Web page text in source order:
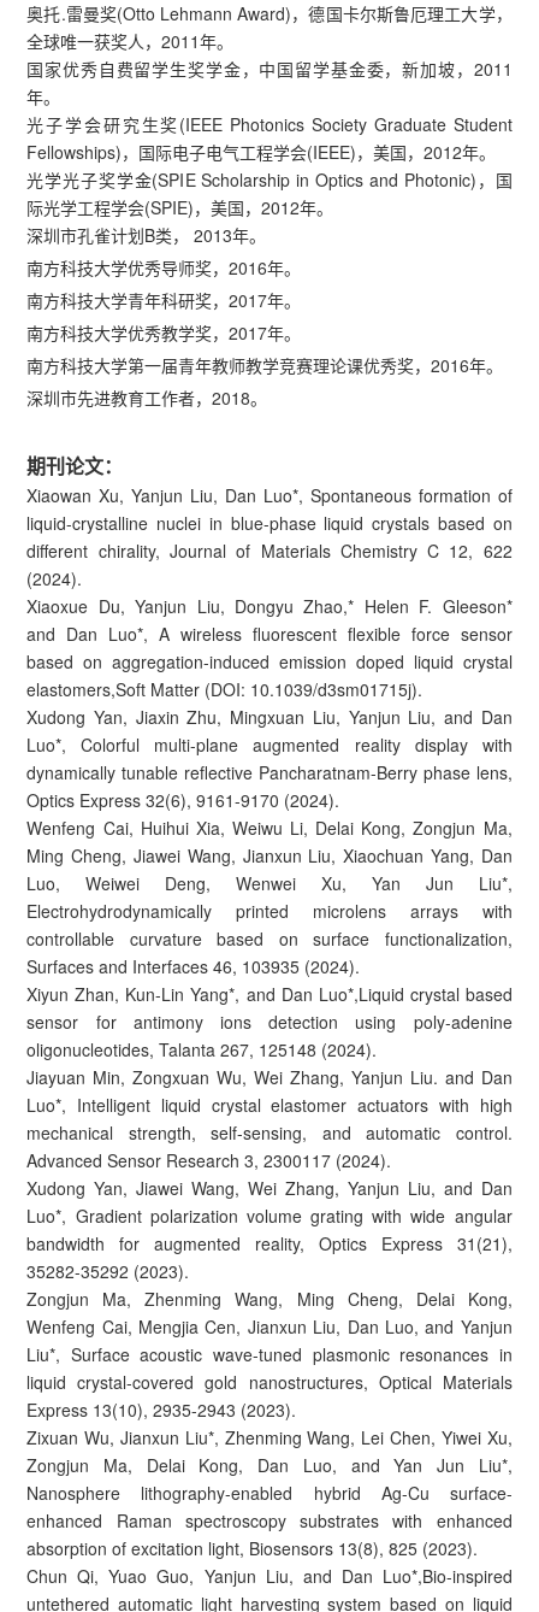
奥托.雷曼奖(Otto Lehmann Award)，德国卡尔斯鲁厄理工大学，
全球唯一获奖人，2011年。
国家优秀自费留学生奖学金，中国留学基金委，新加坡，2011
年。
光子学会研究生奖(IEEE Photonics Society Graduate Student
Fellowships)，国际电子电气工程学会(IEEE)，美国，2012年。
光学光子奖学金(SPIE Scholarship in Optics and Photonic)，国
际光学工程学会(SPIE)，美国，2012年。
深圳市孔雀计划B类， 2013年。
南方科技大学优秀导师奖，2016年。
南方科技大学青年科研奖，2017年。
南方科技大学优秀教学奖，2017年。
南方科技大学第一届青年教师教学竞赛理论课优秀奖，2016年。
深圳市先进教育工作者，2018。
期刊论文：
Xiaowan Xu, Yanjun Liu, Dan Luo*, Spontaneous formation of
liquid-crystalline nuclei in blue-phase liquid crystals based on
different chirality, Journal of Materials Chemistry C 12, 622
(2024).
Xiaoxue Du, Yanjun Liu, Dongyu Zhao,* Helen F. Gleeson*
and Dan Luo*, A wireless fluorescent flexible force sensor
based on aggregation-induced emission doped liquid crystal
elastomers,Soft Matter (DOI: 10.1039/d3sm01715j).
Xudong Yan, Jiaxin Zhu, Mingxuan Liu, Yanjun Liu, and Dan
Luo*, Colorful multi-plane augmented reality display with
dynamically tunable reflective Pancharatnam-Berry phase lens,
Optics Express 32(6), 9161-9170 (2024).
Wenfeng Cai, Huihui Xia, Weiwu Li, Delai Kong, Zongjun Ma,
Ming Cheng, Jiawei Wang, Jianxun Liu, Xiaochuan Yang, Dan
Luo, Weiwei Deng, Wenwei Xu, Yan Jun Liu*,
Electrohydrodynamically printed microlens arrays with
controllable curvature based on surface functionalization,
Surfaces and Interfaces 46, 103935 (2024).
Xiyun Zhan, Kun-Lin Yang*, and Dan Luo*,Liquid crystal based
sensor for antimony ions detection using poly-adenine
oligonucleotides, Talanta 267, 125148 (2024).
Jiayuan Min, Zongxuan Wu, Wei Zhang, Yanjun Liu. and Dan
Luo*, Intelligent liquid crystal elastomer actuators with high
mechanical strength, self-sensing, and automatic control.
Advanced Sensor Research 3, 2300117 (2024).
Xudong Yan, Jiawei Wang, Wei Zhang, Yanjun Liu, and Dan
Luo*, Gradient polarization volume grating with wide angular
bandwidth for augmented reality, Optics Express 31(21),
35282-35292 (2023).
Zongjun Ma, Zhenming Wang, Ming Cheng, Delai Kong,
Wenfeng Cai, Mengjia Cen, Jianxun Liu, Dan Luo, and Yanjun
Liu*, Surface acoustic wave-tuned plasmonic resonances in
liquid crystal-covered gold nanostructures, Optical Materials
Express 13(10), 2935-2943 (2023).
Zixuan Wu, Jianxun Liu*, Zhenming Wang, Lei Chen, Yiwei Xu,
Zongjun Ma, Delai Kong, Dan Luo, and Yan Jun Liu*,
Nanosphere lithography-enabled hybrid Ag-Cu surface-
enhanced Raman spectroscopy substrates with enhanced
absorption of excitation light, Biosensors 13(8), 825 (2023).
Chun Qi, Yuao Guo, Yanjun Liu, and Dan Luo*,Bio-inspired
untethered automatic light harvesting system based on liquid